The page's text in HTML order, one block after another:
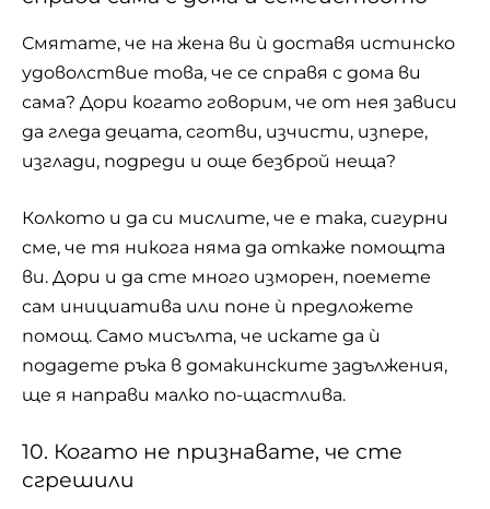
Смятате, че на жена ви ѝ доставя истинско
удоволствие това, че се справя с дома ви
сама? Дори когато говорим, че от нея зависи
да гледа децата, сготви, изчисти, изпере,
изглади, подреди и още безброй неща?
Колкото и да си мислите, че е така, сигурни
сме, че тя никога няма да откаже помощта
ви. Дори и да сте много изморен, поемете
сам инициатива или поне ѝ предложете
помощ. Само мисълта, че искате да ѝ
подадете ръка в домакинските задължения,
ще я направи малко по-щастлива.
10. Когато не признавате, че сте
сгрешили